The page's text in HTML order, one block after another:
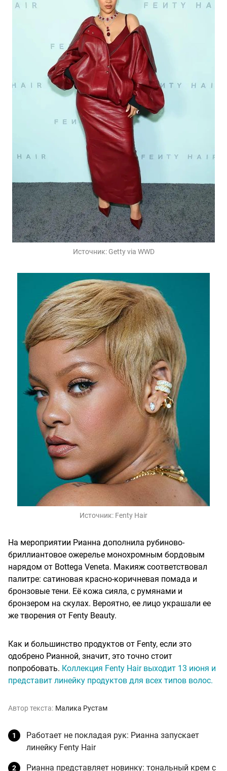
Источник: Getty via WWD
Источник: Fenty Hair
На мероприятии Рианна дополнила рубиново-
бриллиантовое ожерелье монохромным бордовым
нарядом от Bottega Veneta. Макияж соответствовал
палитре: сатиновая красно-коричневая помада и
бронзовые тени. Её кожа сияла, с румянами и
бронзером на скулах. Вероятно, ее лицо украшали ее
же творения от Fenty Beauty.
Как и большинство продуктов от Fenty, если это
одобрено Рианной, значит, это точно стоит
попробовать. Коллекция Fenty Hair выходит 13 июня и
представит линейку продуктов для всех типов волос.
Автор текста: Малика Рустам
Работает не покладая рук: Рианна запускает
линейку Fenty Hair
Рианна представляет новинку: тональный крем с